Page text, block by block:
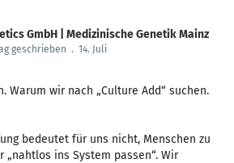
GmbH | Medizinische Genetik Mainz
geschrieben . 14. Juli
Warum wir nach „Culture Add“ suchen.
bedeutet für uns nicht, Menschen zu
ins System passen“. Wir